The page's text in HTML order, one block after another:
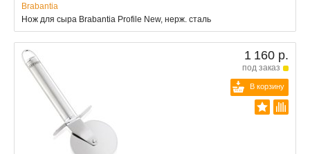
Brabantia
Нож для сыра Brabantia Profile New, нерж. сталь
1 160 р.
под заказ
В корзину